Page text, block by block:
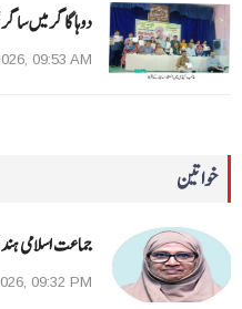
دوہا گاگر میں
09:53 AM
خواتین
جماعت اسلامی
09:32 PM